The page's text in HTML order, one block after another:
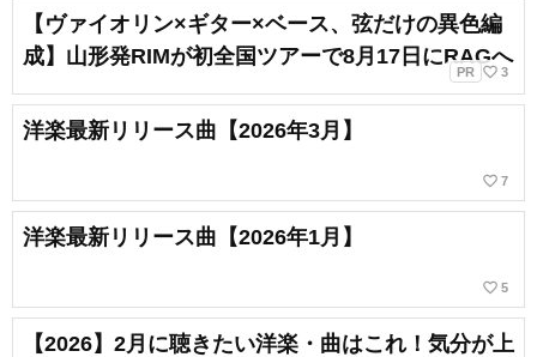
【ヴァイオリン×ギター×ベース、弦だけの異色編
成】山形発RIMが初全国ツアーで8月17日にRAGへ
PR favorite_border 3
洋楽最新リリース曲【2026年3月】
favorite_border 7
洋楽最新リリース曲【2026年1月】
favorite_border 5
【2026】2月に聴きたい洋楽・曲はこれ！気分が上